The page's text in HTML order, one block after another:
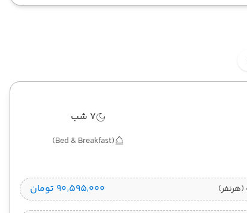
7 شب
(Bed & Breakfast)
۹۰٬۵۹۵٬۰۰۰ تومان